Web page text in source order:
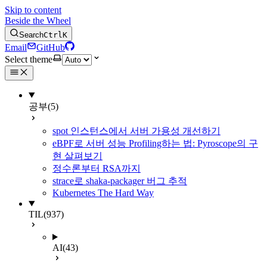
Skip to content
Beside the Wheel
SearchCtrlK
Email
GitHub
Select theme
공부(5)
spot 인스턴스에서 서버 가용성 개선하기
eBPF로 서버 성능 Profiling하는 법: Pyroscope의 구
현 살펴보기
정수론부터 RSA까지
strace로 shaka-packager 버그 추적
Kubernetes The Hard Way
TIL(937)
AI(43)